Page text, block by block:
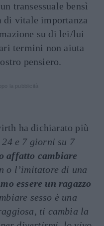
transessuale bensì
di vitale importanza
su di lei/lui
termini non aiuta
pensiero.
ha dichiarato più
e 7 giorni su 7
affatto cambiare
o l’imitatore di una
essere un ragazzo
sesso è una
ti cambia la